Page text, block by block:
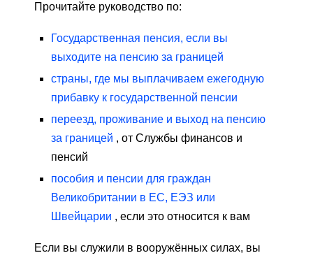
Прочитайте руководство по:
Государственная пенсия, если вы
выходите на пенсию за границей
страны, где мы выплачиваем ежегодную
прибавку к государственной пенсии
переезд, проживание и выход на пенсию
за границей , от Службы финансов и
пенсий
пособия и пенсии для граждан
Великобритании в ЕС, ЕЭЗ или
Швейцарии , если это относится к вам
Если вы служили в вооружённых силах, вы